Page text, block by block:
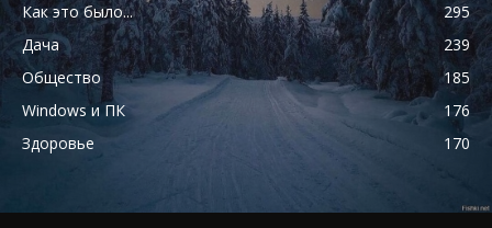
Как это было...
295
Дача
239
Общество
185
Windows и ПК
176
Здоровье
170